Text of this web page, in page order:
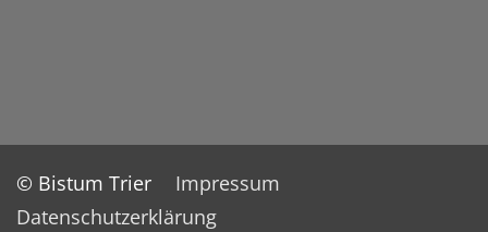
© Bistum Trier
Impressum
Datenschutzerklärung